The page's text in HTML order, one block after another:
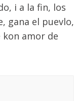
i a la fin, los
gana el puevlo,
kon amor de